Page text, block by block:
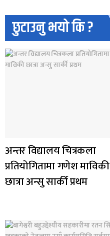
छुटाउनु भयो कि ?
अन्तर विद्यालय चित्रकला
प्रतियोगितामा गणेश माविकी
छात्रा अन्सु सार्की प्रथम